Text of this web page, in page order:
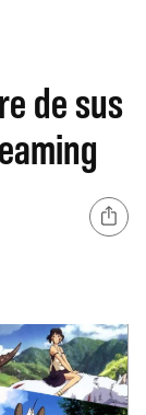
de sus